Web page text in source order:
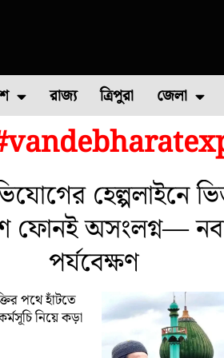
ফুল চাষ ফল চাষ মাছ চাষ পোল্ট্রি
রাজ্য ত্রিপুরা জেলা
উত্তর ২৪
হেল্পলাইনে
ফোনই অসংলগ্ন—
পর্যবেক্ষণ
পথে হাঁটতে
নিয়ে কড়া